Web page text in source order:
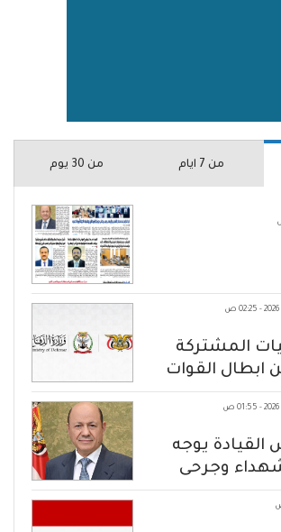
من 7 ايام من 30 يوم
المشتركة
ابطال القوات
يوجه
وجرحى
الحوثي والرد
التهديد